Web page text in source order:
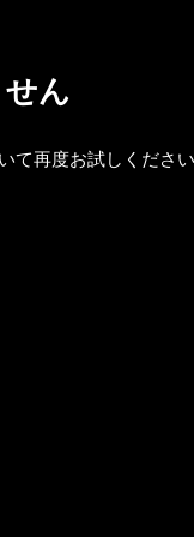
ん
て再度お試しくださ